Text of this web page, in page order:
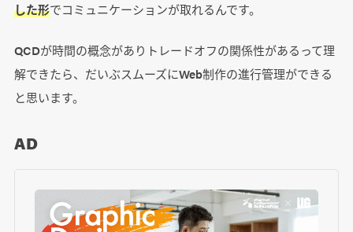
した形でコミュニケーションが取れるんです。
QCDが時間の概念がありトレードオフの関係性があるって理
解できたら、だいぶスムーズにWeb制作の進行管理ができる
と思います。
AD